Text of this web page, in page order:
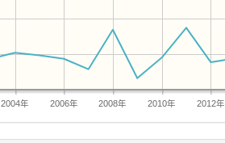
2004年 2006年 2008年 2010年 2012年